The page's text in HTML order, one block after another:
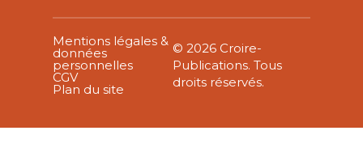
Mentions légales &
données
personnelles
CGV
Plan du site
© 2026 Croire-
Publications. Tous
droits réservés.